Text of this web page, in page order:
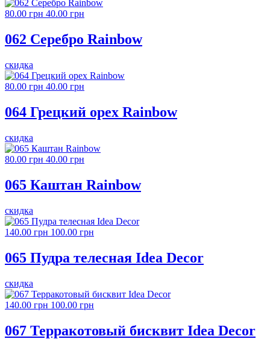
80.00 грн 40.00 грн
062 Серебро Rainbow
скидка
80.00 грн 40.00 грн
064 Грецкий орех Rainbow
скидка
80.00 грн 40.00 грн
065 Каштан Rainbow
скидка
140.00 грн 100.00 грн
065 Пудра телесная Idea Decor
скидка
140.00 грн 100.00 грн
067 Терракотовый бисквит Idea Decor